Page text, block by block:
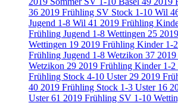
36 2019 Frühling SV Stock 1-10 Wil
Jugend 1-8 Wil 41 2019 Frühling
Frühling Jugend 1-8 Wettingen 25
Wettingen 19 2019 Frühling Kinder 1-
Frühling Jugend 1-8 Wetzikon 37
Wetzikon 29 2019 Frühling Kinder 1-2
Frühling Stock 4-10 Uster 29 2019
40 2019 Frühling Stock 1-3 Uster 16
Uster61 2019 Frühling SV 1-10